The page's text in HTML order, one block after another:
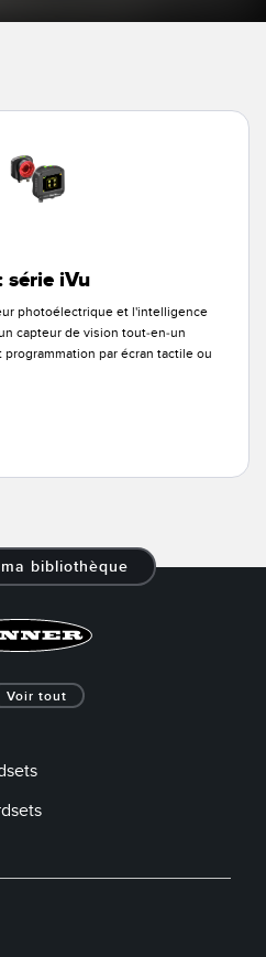
sans fil
graphique pour capteurs
série iVu
photoélectrique et l'intelligence
capteur de vision tout-en-un
programmation par écran tactile ou
bibliothèque
Voir tout